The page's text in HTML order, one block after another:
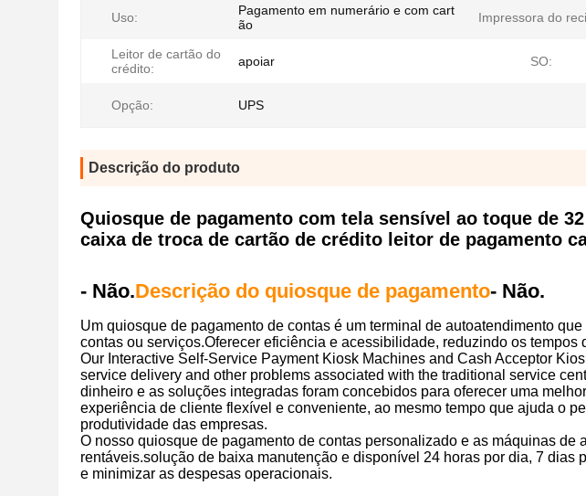
Uso:
Pagamento em numerário e com cart
ão
Impressora do
Leitor de cartão do
crédito:
apoiar SO:
Opção: UPS
Descrição do produto
Quiosque de pagamento com tela sensível ao toque de
caixa de troca de cartão de crédito leitor de pagamento
- Não.Descrição do quiosque de pagamento- Não.
Um quiosque de pagamento de contas é um terminal de autoatendimento
contas ou serviços.Oferecer eficiência e acessibilidade, reduzindo os tempos
Our Interactive Self-Service Payment Kiosk Machines and Cash Acceptor
service delivery and other problems associated with the traditional service
dinheiro e as soluções integradas foram concebidos para oferecer uma
experiência de cliente flexível e conveniente, ao mesmo tempo que ajuda o
produtividade das empresas.
O nosso quiosque de pagamento de contas personalizado e as máquinas de
rentáveis.solução de baixa manutenção e disponível 24 horas por dia, 7 dias
e minimizar as despesas operacionais.